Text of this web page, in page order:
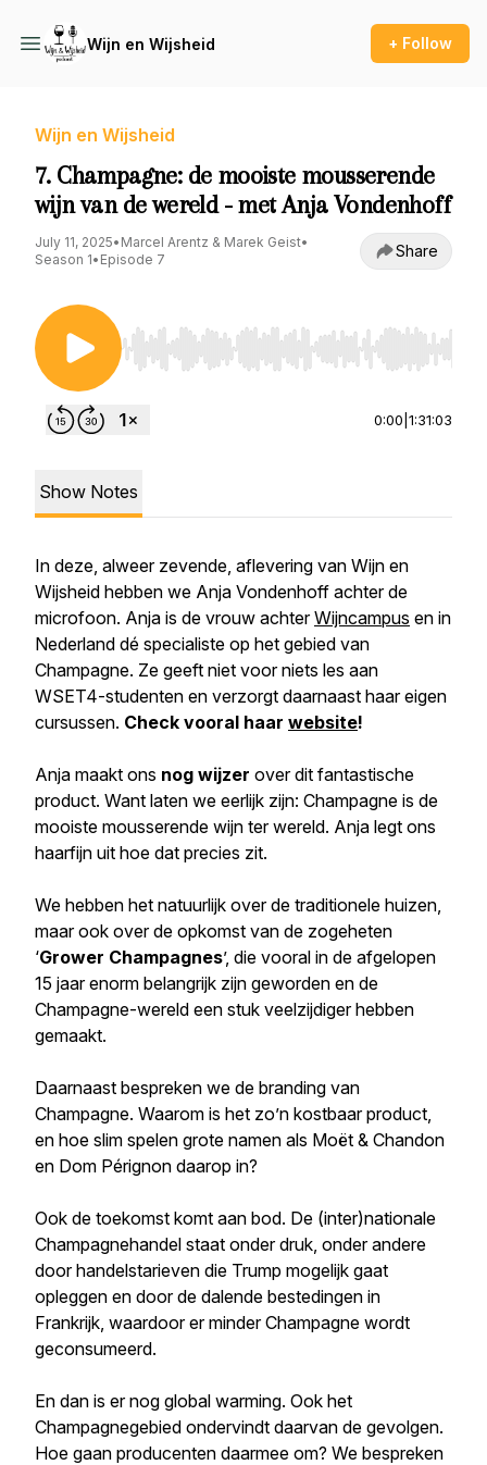
Wijn en Wijsheid + Follow
Wijn en Wijsheid
7. Champagne: de mooiste mousserende
wijn van de wereld - met Anja Vondenhoff
July 11, 2025• Marcel Arentz & Marek Geist•
Season 1• Episode 7 Share
Use Left/Right to seek, Home/End to jump to
0:00 1:31:03
Show Notes
In deze, alweer zevende, aflevering van Wijn en
Wijsheid hebben we Anja Vondenhoff achter de
microfoon. Anja is de vrouw achterWijncampus en in
Nederland dé specialiste op het gebied van
Champagne. Ze geeft niet voor niets les aan
WSET4-studenten en verzorgt daarnaast haar eigen
cursussen. Check vooral haar website!
Anja maakt ons nog wijzer over dit fantastische
product. Want laten we eerlijk zijn: Champagne is de
mooiste mousserende wijn ter wereld. Anja legt ons
haarfijn uit hoe dat precies zit.
We hebben het natuurlijk over de traditionele huizen,
maar ook over de opkomst van de zogeheten
‘Grower Champagnes’, die vooral in de afgelopen
15 jaar enorm belangrijk zijn geworden en de
Champagne-wereld een stuk veelzijdiger hebben
gemaakt.
Daarnaast bespreken we de branding van
Champagne. Waarom is het zo’n kostbaar product,
en hoe slim spelen grote namen als Moët & Chandon
en Dom Pérignon daarop in?
Ook de toekomst komt aan bod. De (inter)nationale
Champagnehandel staat onder druk, onder andere
door handelstarieven die Trump mogelijk gaat
opleggen en door de dalende bestedingen in
Frankrijk, waardoor er minder Champagne wordt
geconsumeerd.
En dan is er nog global warming. Ook het
Champagnegebied ondervindt daarvan de gevolgen.
Hoe gaan producenten daarmee om? We bespreken